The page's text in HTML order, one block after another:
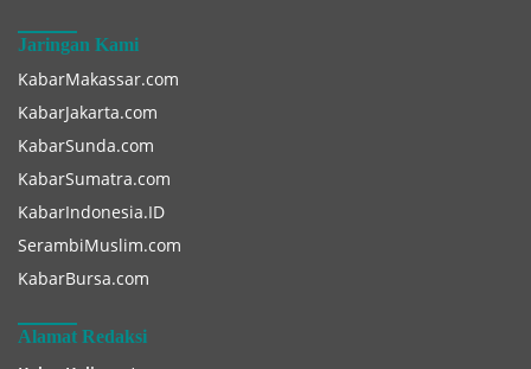
Jaringan Kami
KabarMakassar.com
KabarJakarta.com
KabarSunda.com
KabarSumatra.com
KabarIndonesia.ID
SerambiMuslim.com
KabarBursa.com
Alamat Redaksi